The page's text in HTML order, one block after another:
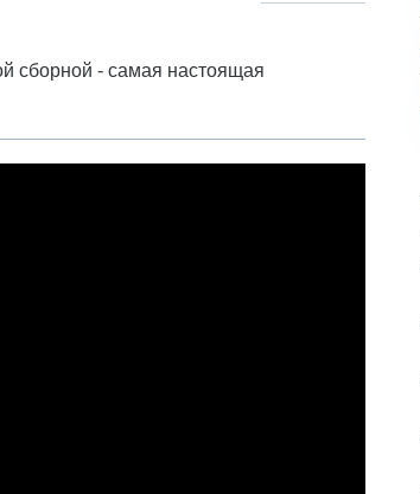
сборной - самая настоящая